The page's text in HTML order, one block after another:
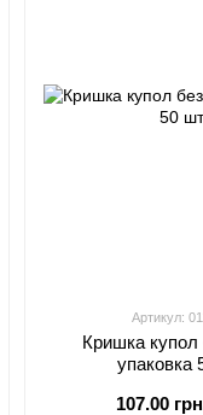
Артикул:
Кришка
упаковка
107.00